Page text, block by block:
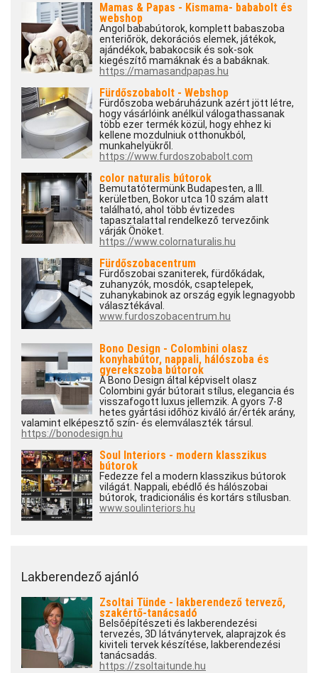
Mamas & Papas - Kismama- bababolt és
webshop
Angol bababútorok, komplett babaszoba
enteriőrök, dekorációs elemek, játékok,
ajándékok, babakocsik és sok-sok
kiegészítő mamáknak és a babáknak.
https://mamasandpapas.hu
Fürdőszobabolt - Webshop
Fürdőszoba webáruházunk azért jött létre,
hogy vásárlóink anélkül válogathassanak
több ezer termék közül, hogy ehhez ki
kellene mozdulniuk otthonukból,
munkahelyükről.
https://www.furdoszobabolt.com
color naturalis bútorok
Bemutatótermünk Budapesten, a III.
kerületben, Bokor utca 10 szám alatt
található, ahol több évtizedes
tapasztalattal rendelkező tervezőink
várják Önöket.
https://www.colornaturalis.hu
Fürdőszobacentrum
Fürdőszobai szaniterek, fürdőkádak,
zuhanyzók, mosdók, csaptelepek,
zuhanykabinok az ország egyik legnagyobb
választékával.
www.furdoszobacentrum.hu
Bono Design - Colombini olasz
konyhabútor, nappali, hálószoba és
gyerekszoba bútorok
A Bono Design által képviselt olasz
Colombini gyár bútorait stílus, elegancia és
visszafogott luxus jellemzik. A gyors 7-8
hetes gyártási időhöz kiváló ár/érték arány,
valamint elképesztő szín- és elemválaszték társul.
https://bonodesign.hu
Soul Interiors - modern klasszikus
bútorok
Fedezze fel a modern klasszikus bútorok
világát. Nappali, ebédlő és hálószobai
bútorok, tradicionális és kortárs stílusban.
www.soulinteriors.hu
Lakberendező ajánló
Zsoltai Tünde - lakberendező tervező,
szakértő-tanácsadó
Belsőépítészeti és lakberendezési
tervezés, 3D látványtervek, alaprajzok és
kiviteli tervek készítése, lakberendezési
tanácsadás.
https://zsoltaitunde.hu